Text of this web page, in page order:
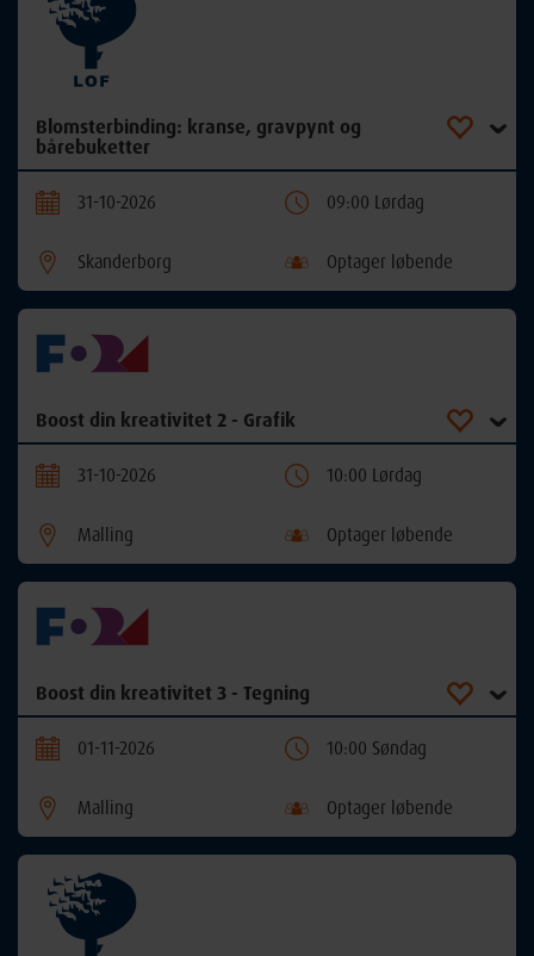
Blomsterbinding: kranse, gravpynt og
bårebuketter
31-10-2026 09:00 Lørdag
Skanderborg Optager løbende
Boost din kreativitet 2 - Grafik
31-10-2026 10:00 Lørdag
Malling Optager løbende
Boost din kreativitet 3 - Tegning
01-11-2026 10:00 Søndag
Malling Optager løbende